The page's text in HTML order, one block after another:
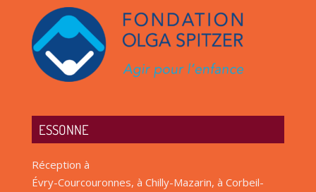
ESSONNE
Réception à
Évry-Courcouronnes, à Chilly-Mazarin, à Corbeil-